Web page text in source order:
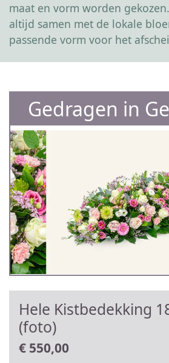
maat en vorm worden
altijd samen met de lokale
passende vorm voor het
Gedragen in
Hele Kistbedekking
(foto)
€ 550,00